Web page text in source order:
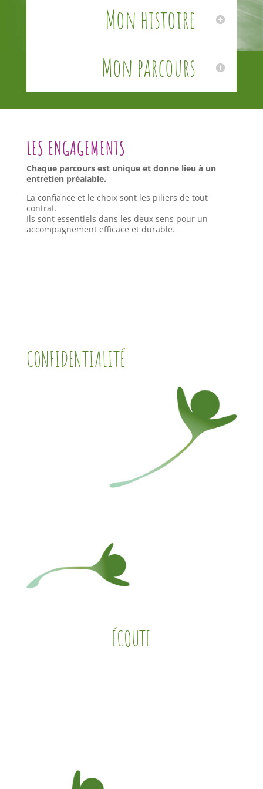
Mon histoire
Mon parcours
LES ENGAGEMENTS
Chaque parcours est unique et donne lieu à un
entretien préalable.
La confiance et le choix sont les piliers de tout
contrat.
Ils sont essentiels dans les deux sens pour un
accompagnement efficace et durable.
CONFIDENTIALITÉ
ÉCOUTE